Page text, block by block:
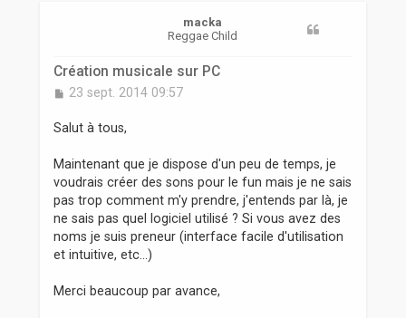
macka
Reggae Child
Création musicale sur PC
M
s
g
e
23 sept. 2014 09:57
Salut à tous,
Maintenant que je dispose d'un peu de temps, je
voudrais créer des sons pour le fun mais je ne sais
pas trop comment m'y prendre, j'entends par là, je
ne sais pas quel logiciel utilisé ? Si vous avez des
noms je suis preneur (interface facile d'utilisation
et intuitive, etc...)
Merci beaucoup par avance,